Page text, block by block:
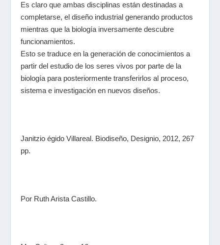
Es claro que ambas disciplinas están destinadas a
completarse, el diseño industrial generando productos
mientras que la biología inversamente descubre
funcionamientos.
Esto se traduce en la generación de conocimientos a
partir del estudio de los seres vivos por parte de la
biología para posteriormente transferirlos al proceso,
sistema e investigación en nuevos diseños.
Janitzio égido Villareal. Biodiseño, Designio, 2012, 267
pp.
Por Ruth Arista Castillo.